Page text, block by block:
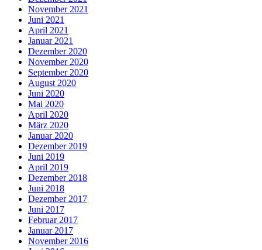
November 2021
Juni 2021
April 2021
Januar 2021
Dezember 2020
November 2020
September 2020
August 2020
Juni 2020
Mai 2020
April 2020
März 2020
Januar 2020
Dezember 2019
Juni 2019
April 2019
Dezember 2018
Juni 2018
Dezember 2017
Juni 2017
Februar 2017
Januar 2017
November 2016